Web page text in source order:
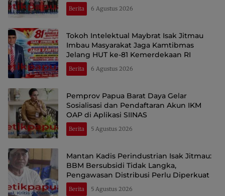
Berita 6 Agustus 2026
Tokoh Intelektual Maybrat Isak Jitmau
Imbau Masyarakat Jaga Kamtibmas
Jelang HUT ke-81 Kemerdekaan RI
Berita 6 Agustus 2026
Pemprov Papua Barat Daya Gelar
Sosialisasi dan Pendaftaran Akun IKM
OAP di Aplikasi SIINAS
Berita 5 Agustus 2026
Mantan Kadis Perindustrian Isak Jitmau:
BBM Bersubsidi Tidak Langka,
Pengawasan Distribusi Perlu Diperkuat
Berita 5 Agustus 2026